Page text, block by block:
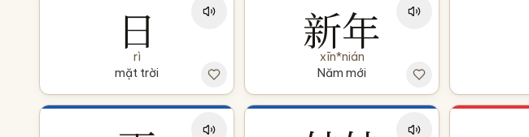
日
rì
mặt trời
新年
xīn*nián
Năm mới